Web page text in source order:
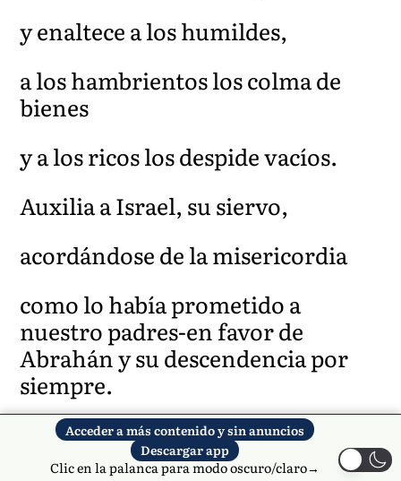
y enaltece a los humildes,
a los hambrientos los colma de
bienes
y a los ricos los despide vacíos.
Auxilia a Israel, su siervo,
acordándose de la misericordia
como lo había prometido a
nuestro padres-en favor de
Abrahán y su descendencia por
siempre.
Oraciones a la Santísima Virgen
Acceder a más contenido y sin anuncios
Descargar app
Clic en la palanca para modo oscuro/claro→